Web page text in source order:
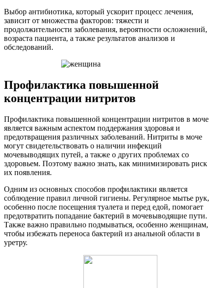
Выбор антибиотика, который ускорит процесс лечения,
зависит от множества факторов: тяжести и
продолжительности заболевания, вероятности осложнений,
возраста пациента, а также результатов анализов и
обследований.
Профилактика повышенной
концентрации нитритов
Профилактика повышенной концентрации нитритов в моче
является важным аспектом поддержания здоровья и
предотвращения различных заболеваний. Нитриты в моче
могут свидетельствовать о наличии инфекций
мочевыводящих путей, а также о других проблемах со
здоровьем. Поэтому важно знать, как минимизировать риск
их появления.
Одним из основных способов профилактики является
соблюдение правил личной гигиены. Регулярное мытье рук,
особенно после посещения туалета и перед едой, помогает
предотвратить попадание бактерий в мочевыводящие пути.
Также важно правильно подмываться, особенно женщинам,
чтобы избежать переноса бактерий из анальной области в
уретру.